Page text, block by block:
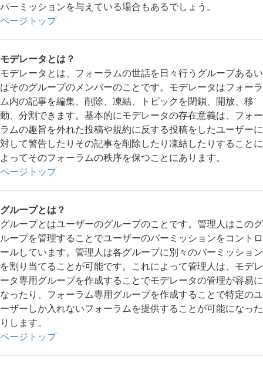
パーミッションを与えている場合もあるでしょう。
ページトップ
モデレータとは？
モデレータとは、フォーラムの世話を日々行うグループあるい
はそのグループのメンバーのことです。モデレータはフォーラ
ム内の記事を編集、削除、凍結、トピックを閉鎖、開放、移
動、分割できます。基本的にモデレータの存在意義は、フォー
ラムの趣旨を外れた投稿や規約に反する投稿をしたユーザーに
対して警告したりその記事を削除したり凍結したりすることに
よってそのフォーラムの秩序を保つことにあります。
ページトップ
グループとは？
グループとはユーザーのグループのことです。管理人はこのグ
ループを管理することでユーザーのパーミッションをコントロ
ールしています。管理人は各グループに別々のパーミッション
を割り当てることが可能です。これによって管理人は、モデレ
ータ専用グループを作成することでモデレータの管理が容易に
なったり、フォーラム専用グループを作成することで特定のユ
ーザーしか入れないフォーラムを提供することが可能になった
りします。
ページトップ